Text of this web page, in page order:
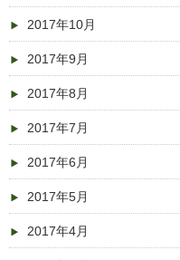
2017年10月
2017年9月
2017年8月
2017年7月
2017年6月
2017年5月
2017年4月